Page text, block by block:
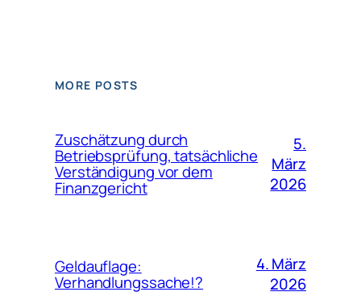
MORE POSTS
Zuschätzung durch
Betriebsprüfung, tatsächliche
Verständigung vor dem
Finanzgericht
5.
März
2026
Geldauflage:
Verhandlungssache!?
4. März
2026